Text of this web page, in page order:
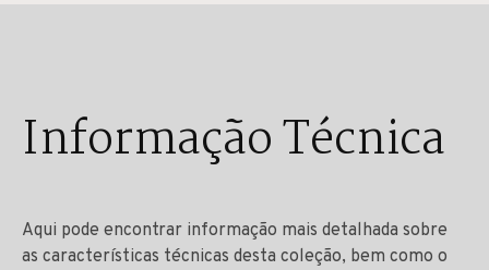
Informação Técnica
Aqui pode encontrar informação mais detalhada sobre
as características técnicas desta coleção, bem como o